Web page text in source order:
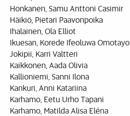
Honkanen, Samu Anttoni Casimir
Häikiö, Pietari Paavonpoika
Ihalainen, Ola Elliot
Ikuesan, Korede Ifeoluwa Omotayo
Jokipii, Karri Valtteri
Kaikkonen, Aada Olivia
Kallioniemi, Sanni Ilona
Kankuri, Anni Katariina
Karhamo, Eetu Urho Tapani
Karhamo, Matilda Alisa Eléna